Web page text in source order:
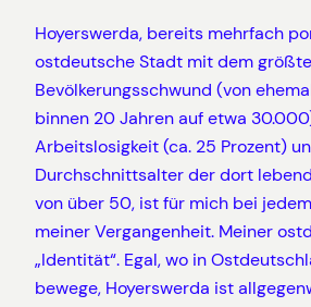
Hoyerswerda, bereits mehrfach
ostdeutsche Stadt mit dem
Bevölkerungsschwund (von
binnen 20 Jahren auf etwa
Arbeitslosigkeit (ca. 25 Prozent)
Durchschnittsalter der dort
von über 50, ist für mich bei
meiner Vergangenheit. Meiner
„Identität“. Egal, wo in
bewege, Hoyerswerda ist